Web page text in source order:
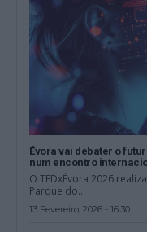
Évora vai debater o
num encontro
O TEDxÉvora 2026
Parque do...
13 Fevereiro, 2026 - 16:30